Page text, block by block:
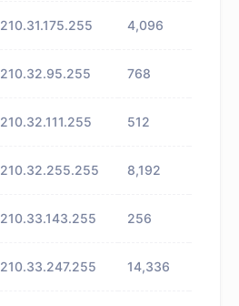
210.31.175.255 4,096
210.32.95.255 768
210.32.111.255 512
210.32.255.255 8,192
210.33.143.255 256
210.33.247.255 14,336